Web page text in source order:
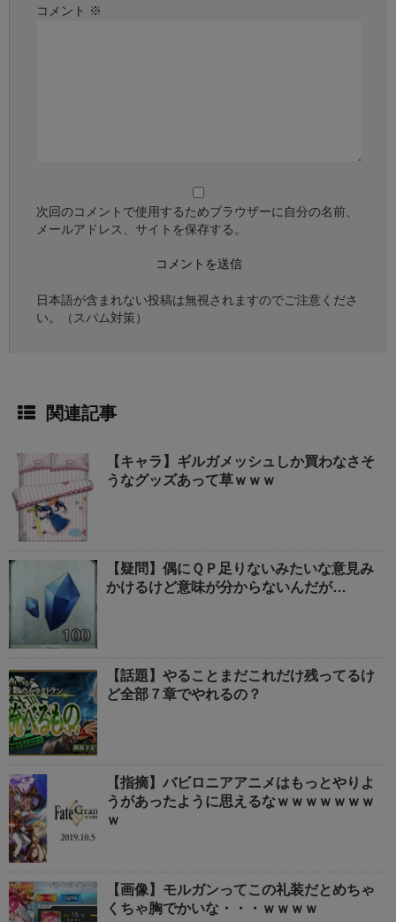
コメント ※
次回のコメントで使用するためブラウザーに自分の名前、
メールアドレス、サイトを保存する。
日本語が含まれない投稿は無視されますのでご注意くださ
い。（スパム対策）
関連記事
【キャラ】ギルガメッシュしか買わなさそ
うなグッズあって草ｗｗｗ
【疑問】偶にＱＰ足りないみたいな意見み
かけるけど意味が分からないんだが…
【話題】やることまだこれだけ残ってるけ
ど全部７章でやれるの？
【指摘】バビロニアアニメはもっとやりよ
うがあったように思えるなｗｗｗｗｗｗｗ
ｗ
【画像】モルガンってこの礼装だとめちゃ
くちゃ胸でかいな・・・ｗｗｗｗ